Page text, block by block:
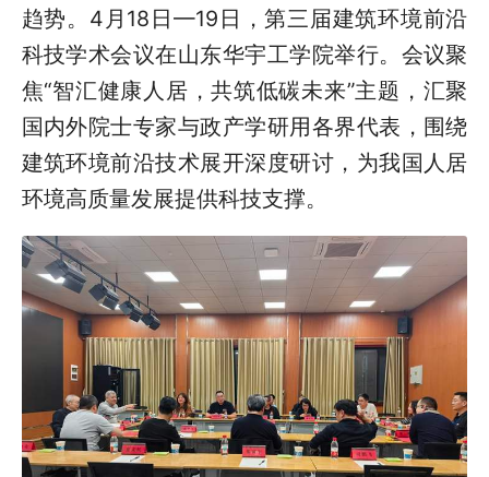
趋势。4月18日—19日，第三届建筑环境前沿
科技学术会议在山东华宇工学院举行。会议聚
焦“智汇健康人居，共筑低碳未来”主题，汇聚
国内外院士专家与政产学研用各界代表，围绕
建筑环境前沿技术展开深度研讨，为我国人居
环境高质量发展提供科技支撑。